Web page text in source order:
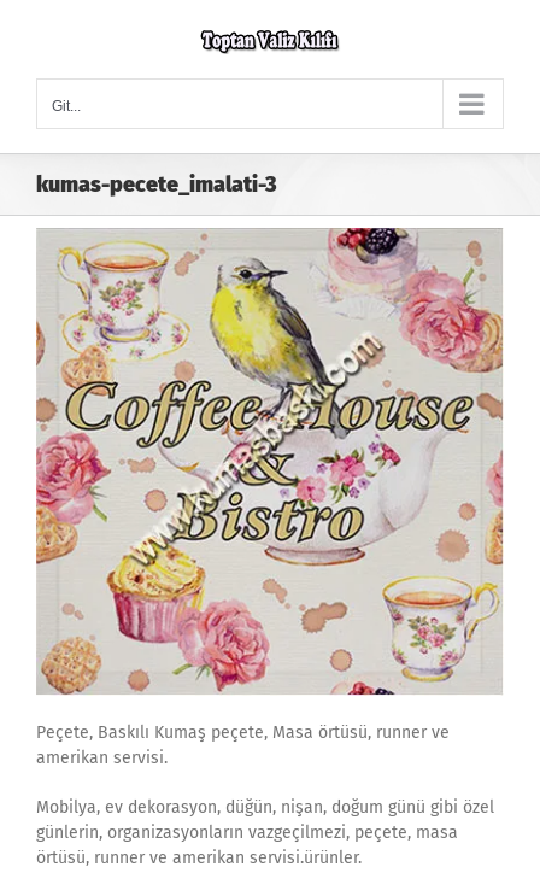
Git...
kumas-pecete_imalati-3
Peçete, Baskılı Kumaş peçete, Masa örtüsü, runner ve
amerikan servisi.
Mobilya, ev dekorasyon, düğün, nişan, doğum günü gibi özel
günlerin, organizasyonların vazgeçilmezi, peçete, masa
örtüsü, runner ve amerikan servisi.ürünler.